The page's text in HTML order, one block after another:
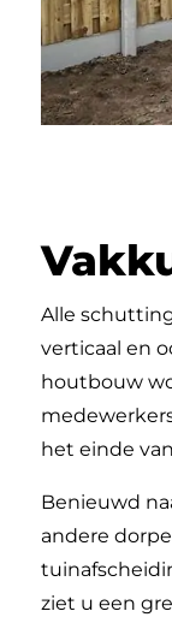
Alle
verticaal en
houtbouw
het einde
Benieuwd
andere
ziet u een